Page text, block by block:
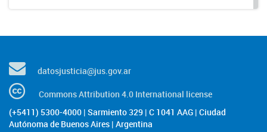
datosjusticia@jus.gov.ar
Commons Attribution 4.0 International license
(+5411) 5300-4000 | Sarmiento 329 | C 1041 AAG | Ciudad
Autónoma de Buenos Aires | Argentina